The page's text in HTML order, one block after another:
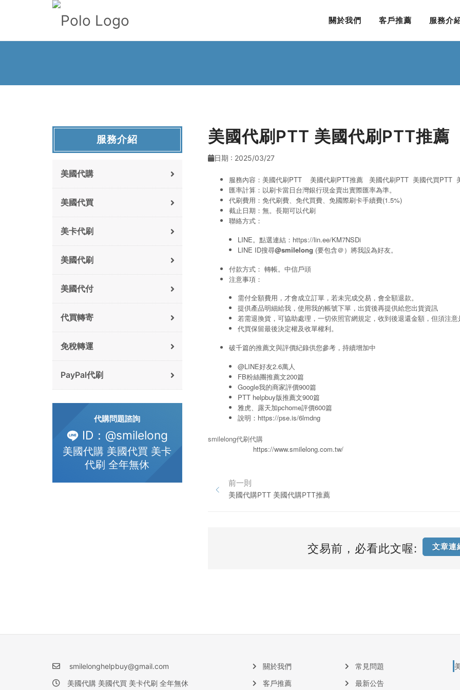
關於我們 客戶推薦 服務介
美國代刷PTT 美國代刷PTT推薦
日期 : 2025/03/27
服務內容：美國代刷PTT 美國代刷PTT推薦 美國代刷PTT 美國代買PTT
匯率計算：以刷卡當日台灣銀行現金賣出實際匯率為準。
代刷費用：免代刷費、免代買費、免國際刷卡手續費(1.5%)
截止日期：無。長期可以代刷
聯絡方式：
LINE。點選連結： https://lin.ee/KM7NSDi
LINE ID搜尋@smilelong (要包含＠）將我設為好友。
付款方式： 轉帳。中信戶頭
注意事項：
需付全額費用，才會成立訂單，若未完成交易，會全額退款。
提供產品明細給我，使用我的帳號下單，出貨後再提供給您出貨資訊
若需退換貨，可協助處理，一切依照官網規定，收到後退還金額，但須注
代買保留最後決定權及收單權利。
破千篇的推薦文與評價紀錄供您參考，持續增加中
@LINE好友2.6萬人
FB粉絲團推薦文200篇
Google我的商家評價900篇
PTT helpbuy版推薦文900篇
雅虎、露天加pchome評價600篇
說明： https://pse.is/6lmdng
smilelong代刷代購
https://www.smilelong.com.tw/
前一則
美國代購PTT 美國代購PTT推薦
交易前，必看此文喔: 文章連
服務介紹
美國代購
美國代買
美卡代刷
美國代刷
美國代付
代買轉寄
免稅轉運
PayPal代刷
代購問題諮詢
ID：@smilelong
美國代購 美國代買 美卡
代刷 全年無休
smilelonghelpbuy@gmail.com
美國代購 美國代買 美卡代刷 全年無休
關於我們
客戶推薦
常見問題
最新公告